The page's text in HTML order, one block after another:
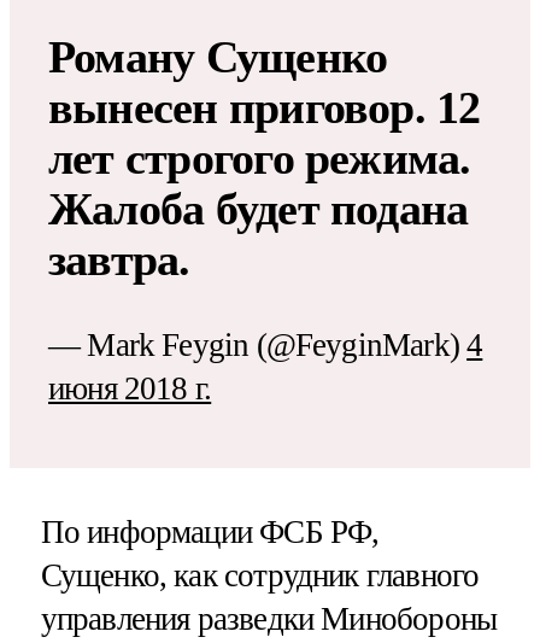
Роману Сущенко
вынесен приговор. 12
лет строгого режима.
Жалоба будет подана
завтра.
— Mark Feygin (@FeyginMark)4
июня 2018 г.
По информации ФСБ РФ,
Сущенко, как сотрудник главного
управления разведки Минобороны